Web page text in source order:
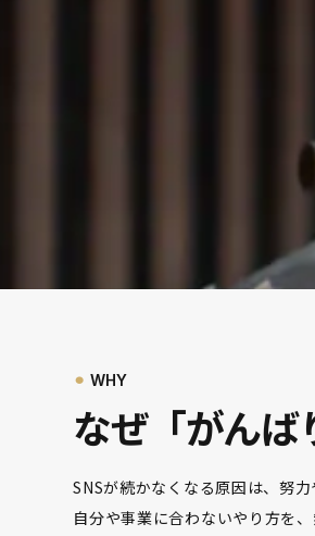
⚫︎ WHY
なぜ「がんば
SNSが続かなくなる原因は、努
自分や事業に合わないやり方を